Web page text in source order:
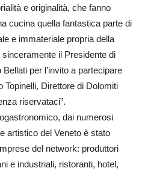
e originalità, che fanno
cucina quella fantastica parte di
e immateriale propria della
il Presidente di
per l’invito a partecipare
Topinelli, Direttore di Dolomiti
riservataci”.
dai numerosi
artistico del Veneto è stato
del network: produttori
e industriali, ristoranti, hotel,